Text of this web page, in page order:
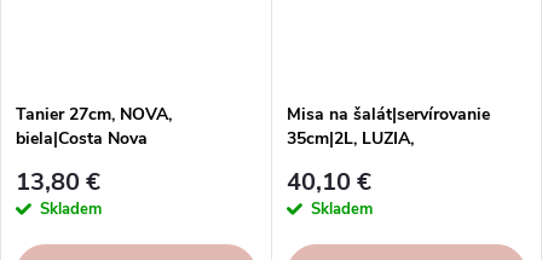
Tanier 27cm, NOVA,
biela|Costa Nova
13,80 €
Skladem
Misa na šalát|servírovanie
35cm|2L, LUZIA,
40,10 €
Skladem